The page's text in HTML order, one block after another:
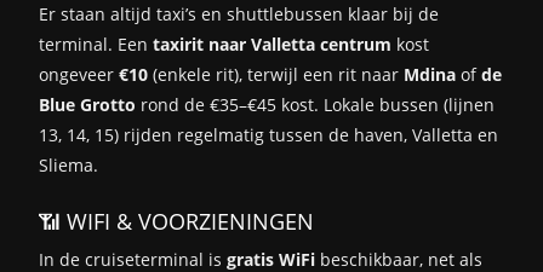
Er staan altijd taxi’s en shuttlebussen klaar bij de
terminal. Een taxirit naar Valletta centrum kost
ongeveer €10 (enkele rit), terwijl een rit naar Mdina ofde
Blue Grotto rond de €35–€45 kost. Lokale bussen (lijnen
13, 14, 15) rijden regelmatig tussen de haven, Valletta en
Sliema.
📶 WIFI & VOORZIENINGEN
In de cruiseterminal is gratis WiFi beschikbaar, net als